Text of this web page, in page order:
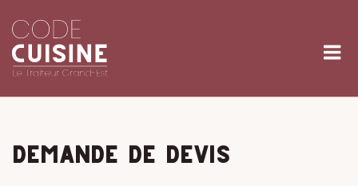
content
DEMANDE DE DEVIS